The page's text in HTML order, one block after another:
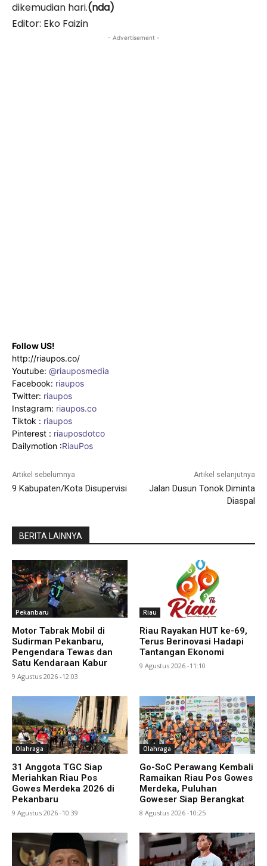
dikemudian hari.(nda)
Editor: Eko Faizin
- Advertisement -
Follow US!
http://riaupos.co/
Youtube: @riauposmedia
Facebook: riaupos
Twitter: riaupos
Instagram: riaupos.co
Tiktok : riaupos
Pinterest : riauposdotco
Dailymotion :RiauPos
Artikel sebelumnya
9 Kabupaten/Kota Disupervisi
Artikel selanjutnya
Jalan Dusun Tonok Diminta
Diaspal
BERITA LAINNYA
Pekanbaru
Motor Tabrak Mobil di
Sudirman Pekanbaru,
Pengendara Tewas dan
Satu Kendaraan Kabur
9 Agustus 2026 -12:03
Riau
Riau Rayakan HUT ke-69,
Terus Berinovasi Hadapi
Tantangan Ekonomi
9 Agustus 2026 -11:10
Olahraga
31 Anggota TGC Siap
Meriahkan Riau Pos
Gowes Merdeka 2026 di
Pekanbaru
9 Agustus 2026 -10:39
Olahraga
Go-SoC Perawang Kembali
Ramaikan Riau Pos Gowes
Merdeka, Puluhan
Goweser Siap Berangkat
8 Agustus 2026 -10:25